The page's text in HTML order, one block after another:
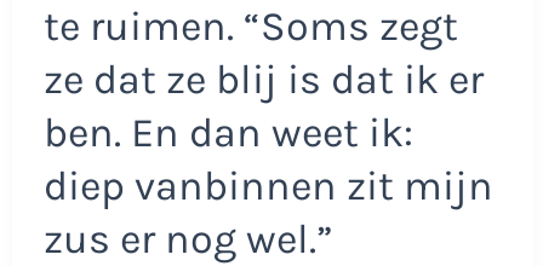
te ruimen. “Soms zegt
ze dat ze blij is dat ik er
ben. En dan weet ik:
diep vanbinnen zit mijn
zus er nog wel.”